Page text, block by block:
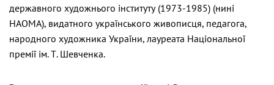
державного художнього інституту (1973-1985) (нині
НАОМА), видатного українського живописця, педагога,
народного художника України, лауреата Національної
премії ім. Т. Шевченка.